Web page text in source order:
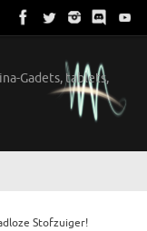
Gadets, tablets,
Stofzuiger!